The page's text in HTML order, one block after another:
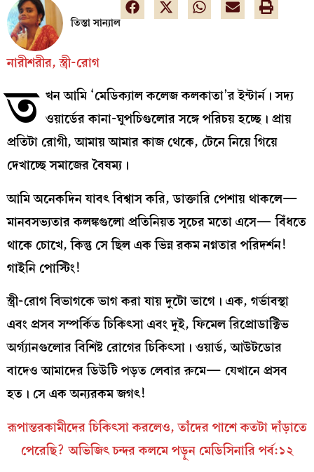
তিস্তা সান্যাল
নারীশরীর, স্ত্রী-রোগ
ত খন আমি ‘মেডিক্যাল কলেজ কলকাতা’র ইন্টার্ন। সদ্য
ওয়ার্ডের কানা-ঘুপচিগুলোর সঙ্গে পরিচয় হচ্ছে। প্রায়
প্রতিটা রোগী, আমায় আমার কাজ থেকে, টেনে নিয়ে গিয়ে
দেখাচ্ছে সমাজের বৈষম্য।
আমি অনেকদিন যাবৎ বিশ্বাস করি, ডাক্তারি পেশায় থাকলে—
মানবসভ্যতার কলঙ্কগুলো প্রতিনিয়ত সূচের মতো এসে— বিঁধতে
থাকে চোখে, কিন্তু সে ছিল এক ভিন্ন রকম নগ্নতার পরিদর্শন!
গাইনি পোস্টিং!
স্ত্রী-রোগ বিভাগকে ভাগ করা যায় দুটো ভাগে। এক, গর্ভাবস্থা
এবং প্রসব সম্পর্কিত চিকিৎসা এবং দুই, ফিমেল রিপ্রোডাক্টিভ
অর্গ্যানগুলোর বিশিষ্ট রোগের চিকিৎসা। ওয়ার্ড, আউটডোর
বাদেও আমাদের ডিউটি পড়ত লেবার রুমে— যেখানে প্রসব
হত। সে এক অন্যরকম জগৎ!
রূপান্তরকামীদের চিকিৎসা করলেও, তাঁদের পাশে কতটা দাঁড়াতে
পেরেছি? অভিজিৎ চন্দর কলমে পড়ুন মেডিসিনারি পর্ব:১২